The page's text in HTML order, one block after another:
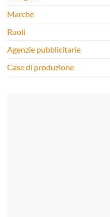
Marche
Ruoli
Agenzie pubblicitarie
Case di produzione